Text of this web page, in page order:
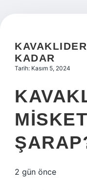
Hakkımızda
KADAR
Tarih: Kasım 5, 2024
2 gün önce